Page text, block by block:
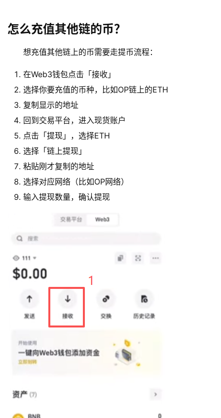
怎么充值其他链的币？
想充值其他链上的币需要走提币流程：
在Web3钱包点击「接收」
选择你要充值的币种，比如OP链上的ETH
复制显示的地址
回到交易平台，进入现货账户
点击「提现」，选择ETH
选择「链上提现」
粘贴刚才复制的地址
选择对应网络（比如OP网络）
输入提现数量，确认提现